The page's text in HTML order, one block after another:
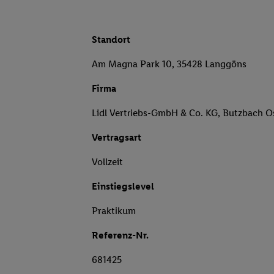
Standort
Am Magna Park 10, 35428 Langgöns
Firma
Lidl Vertriebs-GmbH & Co. KG, Butzbach
Vertragsart
Vollzeit
Einstiegslevel
Praktikum
Referenz-Nr.
681425